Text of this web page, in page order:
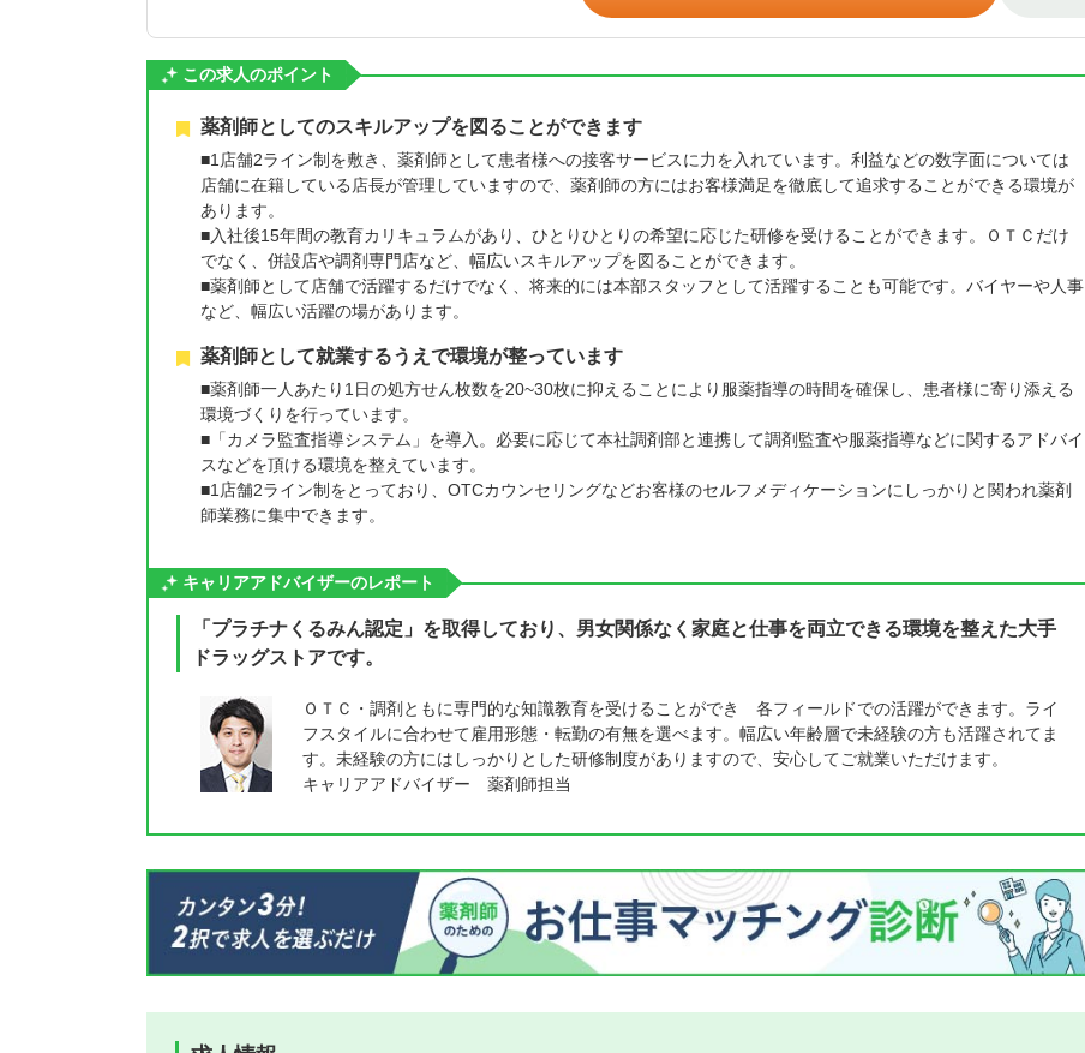
この求人のポイント
薬剤師としてのスキルアップを図ることができます
■1店舗2ライン制を敷き、薬剤師として患者様への接客サービスに力を入れています。利益などの数字面については
店舗に在籍している店長が管理していますので、薬剤師の方にはお客様満足を徹底して追求することができる環境が
あります。
■入社後15年間の教育カリキュラムがあり、ひとりひとりの希望に応じた研修を受けることができます。ＯＴＣだけ
でなく、併設店や調剤専門店など、幅広いスキルアップを図ることができます。
■薬剤師として店舗で活躍するだけでなく、将来的には本部スタッフとして活躍することも可能です。バイヤーや人事
など、幅広い活躍の場があります。
薬剤師として就業するうえで環境が整っています
■薬剤師一人あたり1日の処方せん枚数を20~30枚に抑えることにより服薬指導の時間を確保し、患者様に寄り添える
環境づくりを行っています。
■「カメラ監査指導システム」を導入。必要に応じて本社調剤部と連携して調剤監査や服薬指導などに関するアドバイ
スなどを頂ける環境を整えています。
■1店舗2ライン制をとっており、OTCカウンセリングなどお客様のセルフメディケーションにしっかりと関われ薬剤
師業務に集中できます。
キャリアアドバイザーのレポート
「プラチナくるみん認定」を取得しており、男女関係なく家庭と仕事を両立できる環境を整えた大手
ドラッグストアです。
ＯＴＣ・調剤ともに専門的な知識教育を受けることができ 各フィールドでの活躍ができます。ライ
フスタイルに合わせて雇用形態・転勤の有無を選べます。幅広い年齢層で未経験の方も活躍されてま
す。未経験の方にはしっかりとした研修制度がありますので、安心してご就業いただけます。
キャリアアドバイザー 薬剤師担当